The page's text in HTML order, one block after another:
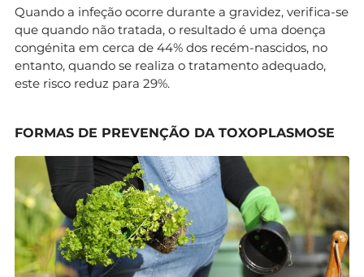
Quando a infeção ocorre durante a gravidez, verifica-se
que quando não tratada, o resultado é uma doença
congénita em cerca de 44% dos recém-nascidos, no
entanto, quando se realiza o tratamento adequado,
este risco reduz para 29%.
FORMAS DE PREVENÇÃO DA TOXOPLASMOSE